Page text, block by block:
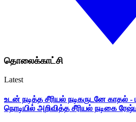
தொலைக்காட்சி
Latest
உடன் நடித்த சீரியல் நடிகருடனே காதல்
நொடியில் அறிவித்த சீரியல் நடிகை